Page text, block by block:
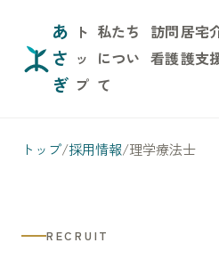
あ
さ
ぎ
ト
ッ
プ
私たち
につい
て
訪問
看護
居宅
護支
トップ/採用情報/理学療法士
RECRUIT